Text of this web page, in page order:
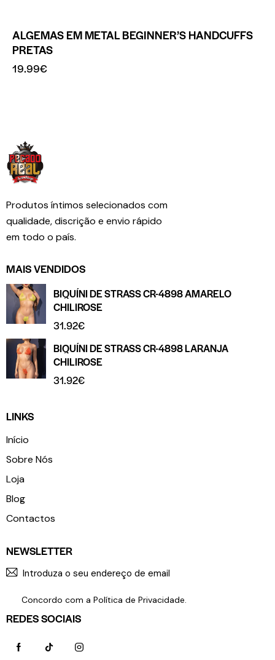
ALGEMAS EM METAL BEGINNER’S HANDCUFFS
PRETAS
19.99€
Produtos íntimos selecionados com
qualidade, discrição e envio rápido
em todo o país.
MAIS VENDIDOS
BIQUÍNI DE STRASS CR-4898 AMARELO
CHILIROSE
31.92€
BIQUÍNI DE STRASS CR-4898 LARANJA
CHILIROSE
31.92€
LINKS
Início
Sobre Nós
Loja
Blog
Contactos
NEWSLETTER
Concordo com a Política de Privacidade.
REDES SOCIAIS